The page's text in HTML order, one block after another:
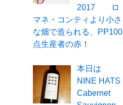
2017 ロ
マネ・コンティより小さ
な畑で造られる、PP100
点生産者の赤！
本日は
NINE HATS
Cabernet